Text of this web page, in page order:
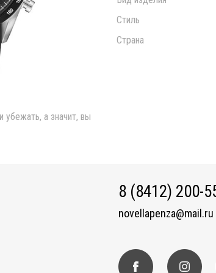
убежать, а значит, вы
Стиль
Страна
8 (8412) 200-
novellapenza@mail.ru